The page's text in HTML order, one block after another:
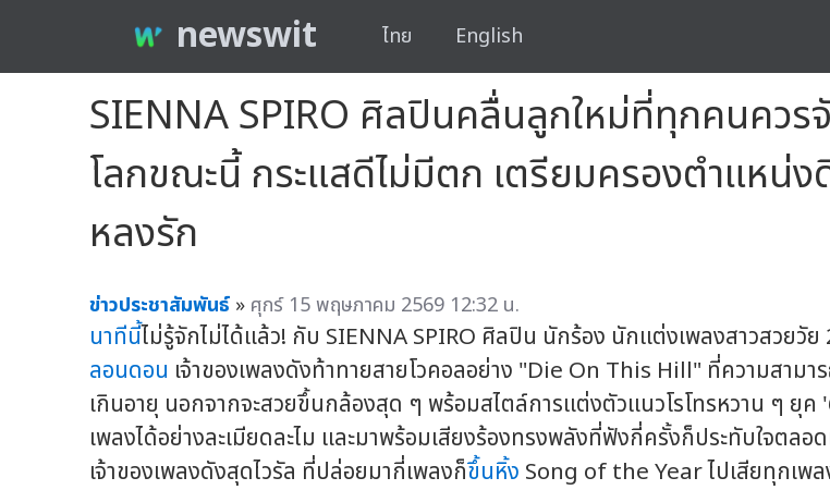
newswit ไทย English
SIENNA SPIRO ศิลปินคลื่นลูกใหม่ที่ทุกคนควร
โลกขณะนี้ กระแสดีไม่มีตก เตรียมครองตำแหน่
หลงรัก
ข่าวประชาสัมพันธ์ » ศุกร์ 15 พฤษภาคม 2569 12:32 น.
นาทีนี้ไม่รู้จักไม่ได้แล้ว! กับ SIENNA SPIRO ศิลปิน นักร้อง นักแต่งเพลงสาวสวยวัย
ลอนดอน เจ้าของเพลงดังท้าทายสายโวคอลอย่าง "Die On This Hill" ที่ความสามา
เกินอายุ นอกจากจะสวยขึ้นกล้องสุด ๆ พร้อมสไตล์การแต่งตัวแนวโรโทรหวาน ๆ ยุค
เพลงได้อย่างละเมียดละไม และมาพร้อมเสียงร้องทรงพลังที่ฟังกี่ครั้งก็ประทับใจตลอ
เจ้าของเพลงดังสุดไวรัล ที่ปล่อยมากี่เพลงก็ขึ้นหิ้ง Song of the Year ไปเสียทุกเพล